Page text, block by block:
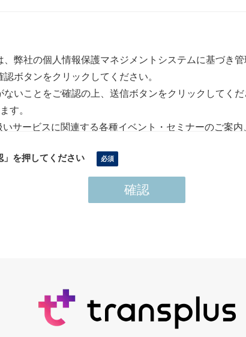
弊社の個人情報保護マネジメントシステムに基づき管
ボタンをクリックしてください。
いことをご確認の上、送信ボタンをクリックしてくだ
す。
サービスに関連する各種イベント・セミナーのご案
相談等に回答するために使用いたします
メール等で提供するために使用いたします
護マネジメントシステムに基づき管理させていただき
」を押してください